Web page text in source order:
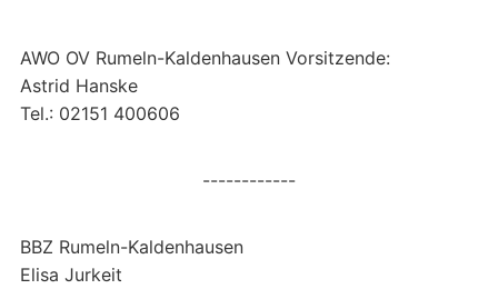
AWO OV Rumeln-Kaldenhausen Vorsitzende:
Astrid Hanske
Tel.: 02151 400606
------------
BBZ Rumeln-Kaldenhausen
Elisa Jurkeit